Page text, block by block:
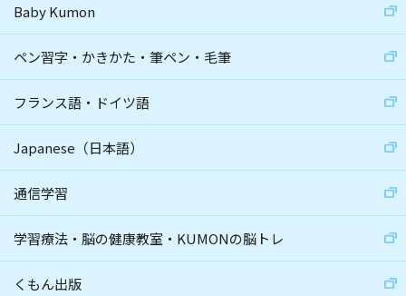
Baby Kumon
ペン習字・かきかた・筆ペン・毛筆
フランス語・ドイツ語
Japanese（日本語）
通信学習
学習療法・脳の健康教室・KUMONの脳トレ
くもん出版